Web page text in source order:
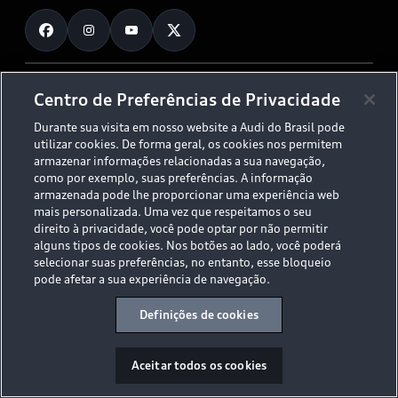
Planejamento de recarga
O Legado do S
Audi Driving Experience
ESG
Tecnologias Audi
Audi Collection
Fale Conosco
Trabalhe Conosco
© 2026 AUDI AG. All Rights Reserved.
Políticas de Privacidade
Código de Conduta
Aviso Legal
Proteção de Dados - LGPD
Sala de Imprensa
Desacelere. Seu bem maior é a vida.
Centro de Preferências de Privacidade
Durante sua visita em nosso website a Audi do Brasil pode
utilizar cookies. De forma geral, os cookies nos permitem
armazenar informações relacionadas a sua navegação,
como por exemplo, suas preferências. A informação
armazenada pode lhe proporcionar uma experiência web
mais personalizada. Uma vez que respeitamos o seu
direito à privacidade, você pode optar por não permitir
alguns tipos de cookies. Nos botões ao lado, você poderá
selecionar suas preferências, no entanto, esse bloqueio
pode afetar a sua experiência de navegação.
Definições de cookies
Aceitar todos os cookies